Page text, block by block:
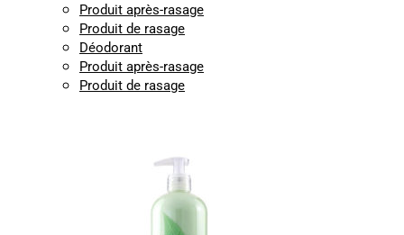
Produit après-rasage
Produit de rasage
Déodorant
Produit après-rasage
Produit de rasage